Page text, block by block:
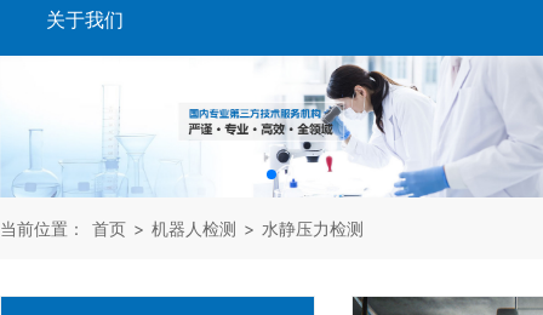
关于我们
当前位置： 首页 > 机器人检测 > 水静压力检测